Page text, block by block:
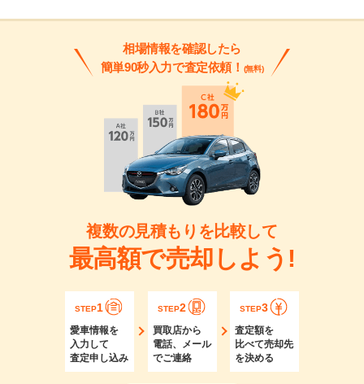
相場情報を確認したら
簡単90秒入力で査定依頼！ (無料)
複数の見積もりを比較して
最高額で売却しよう!
STEP1
愛車情報を
入力して
査定申し込み
STEP2
買取店から
電話、メール
でご連絡
STEP3
査定額を
比べて売却先
を決める